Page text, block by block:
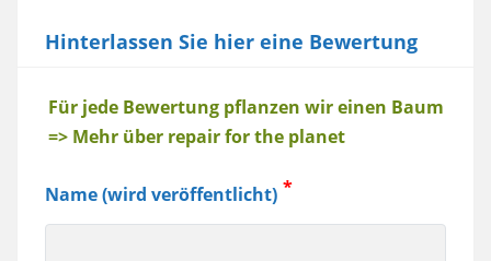
Hinterlassen Sie hier eine Bewertung
Baum
Für jede Bewertung pflanzen wir einen Baum
=> Mehr über repair for the planet
Name (wird veröffentlicht)